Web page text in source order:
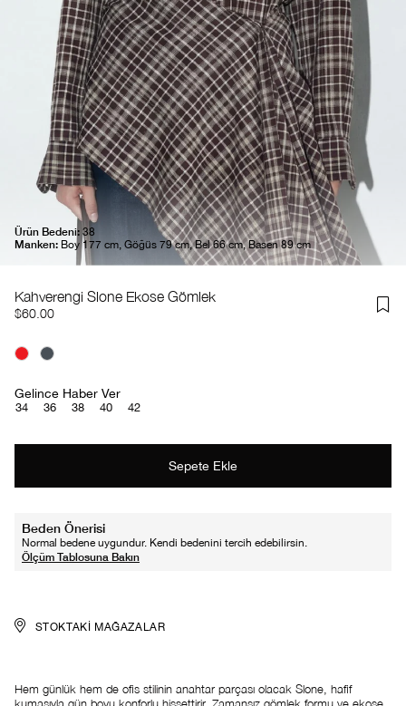
Ürün Bedeni: 38
Manken: Boy 177 cm, Göğüs 79 cm, Bel 66 cm, Basen 89 cm
Kahverengi Slone Ekose Gömlek
$60.00
Gelince Haber Ver
34 36 38 40 42
Beden Önerisi
Normal bedene uygundur. Kendi bedenini tercih edebilirsin.
STOKTAKI MAĞAZALAR
Hem günlük hem de ofis stilinin anahtar parçası olacak Slone, hafif